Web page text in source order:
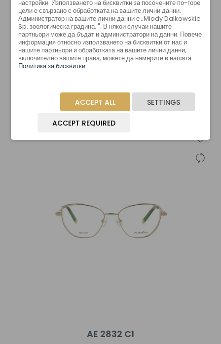
AE 2831 C5
AE 2832 C1
настройки. Използването на бисквитки за посочените по-горе
цели е свързано с обработката на вашите лични данни.
Администратор на вашите лични данни е „Miody Dalkowskie
Sp. зоологическа градина. ". В някои случаи нашите
партньори може да бъдат и администратори на данни. Повече
информация относно използването на бисквитки от нас и
нашите партньори и обработката на вашите лични данни,
включително вашите права, можете да намерите в нашата
Политика за бисквитки.
SETTINGS
ACCEPT ALL
ACCEPT REQUIRED